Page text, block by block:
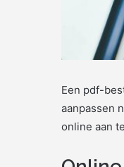
Een pdf-
aanpassen
online aan